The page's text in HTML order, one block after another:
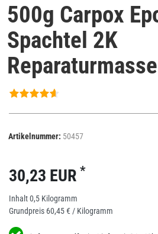
500g Carpox
Spachtel 2K
Reparaturmasse
Artikelnummer: 50457
30,23 EUR *
Inhalt0,5 Kilogramm
Grundpreis 60,45 € / Kilogramm